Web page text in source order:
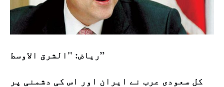
ریاض: "الشرق الاوسط”
کل سعودی عرب نے ایران اور اس کی دشمنی پر